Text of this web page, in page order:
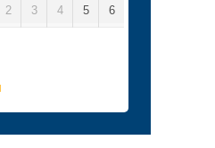
2 3 4 5 6